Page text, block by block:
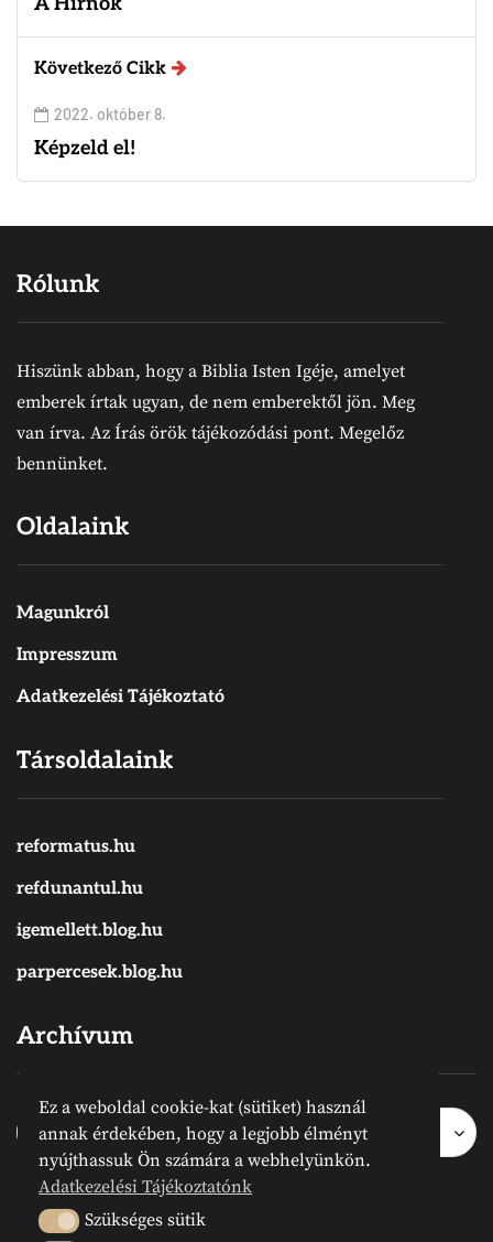
Következő Cikk
2022. október 8.
Képzeld el!
Rólunk
Hiszünk abban, hogy a Biblia Isten Igéje, amelyet
emberek írtak ugyan, de nem emberektől jön. Meg
van írva. Az Írás örök tájékozódási pont. Megelőz
bennünket.
Oldalaink
Magunkról
Impresszum
Adatkezelési Tájékoztató
Társoldalaink
reformatus.hu
refdunantul.hu
igemellett.blog.hu
parpercesek.blog.hu
Archívum
Archívum
Hónap kijelölése
Archívum
2024 © Megvanirva.hu - Minden jog
Ez a weboldal cookie-kat (sütiket) használ
annak érdekében, hogy a legjobb élményt
nyújthassuk Ön számára a webhelyünkön.
Adatkezelési Tájékoztatónk
Szükséges sütik
Szükséges sütik